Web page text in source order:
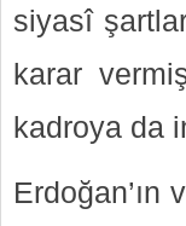
siyasî
karar
kadroya da
Erdoğan’ın